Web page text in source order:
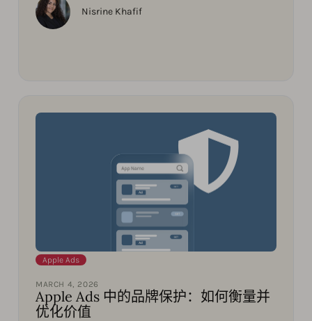
Nisrine Khafif
Apple Ads
MARCH 4, 2026
Apple Ads 中的品牌保护：如何衡量并
优化价值